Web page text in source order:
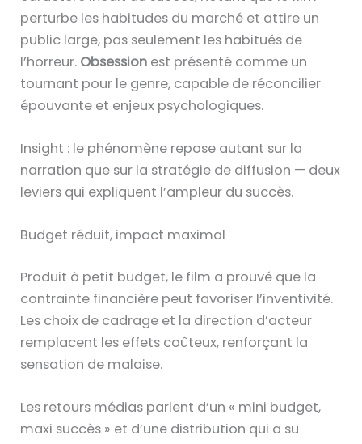
perturbe les habitudes du marché et attire un
public large, pas seulement les habitués de
l’horreur. Obsession est présenté comme un
tournant pour le genre, capable de réconcilier
épouvante et enjeux psychologiques.
Insight : le phénomène repose autant sur la
narration que sur la stratégie de diffusion — deux
leviers qui expliquent l’ampleur du succès.
Budget réduit, impact maximal
Produit à petit budget, le film a prouvé que la
contrainte financière peut favoriser l’inventivité.
Les choix de cadrage et la direction d’acteur
remplacent les effets coûteux, renforçant la
sensation de malaise.
Les retours médias parlent d’un « mini budget,
maxi succès » et d’une distribution qui a su